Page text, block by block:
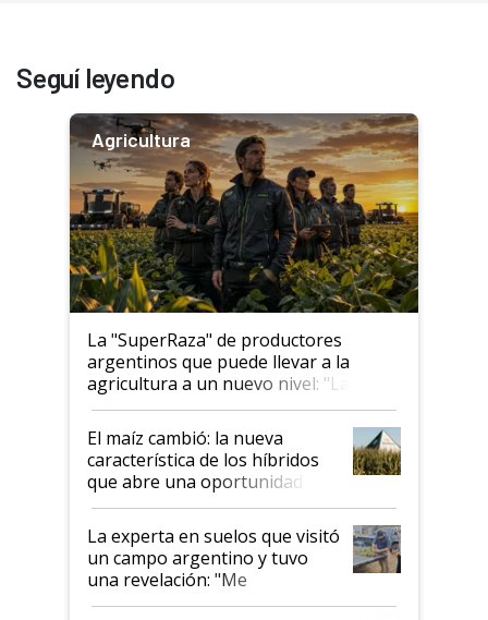
Seguí leyendo
Agricultura
La "SuperRaza" de productores
argentinos que puede llevar a la
agricultura a un nuevo nivel: "Las
posibilidades de crecimiento son
infinitas"
El maíz cambió: la nueva
característica de los híbridos
que abre una oportunidad en
el lote
La experta en suelos que visitó
un campo argentino y tuvo
una revelación: "Me
impresionó mucho"